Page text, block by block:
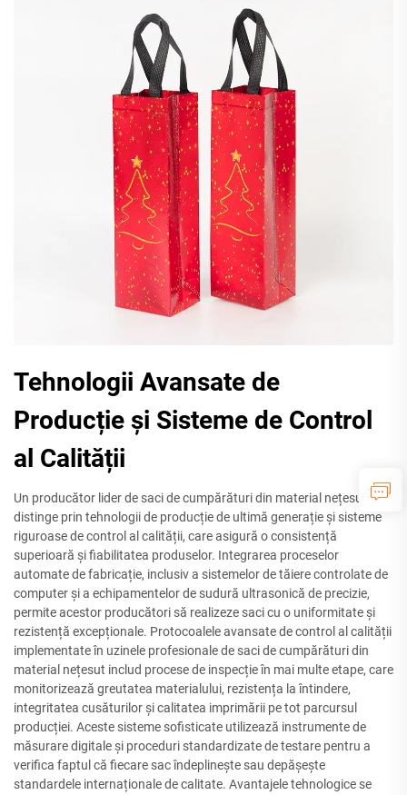
Tehnologii Avansate de
Producție și Sisteme de Control
al Calității
Un producător lider de saci de cumpărături din material nețesut se
distinge prin tehnologii de producție de ultimă generație și sisteme
riguroase de control al calității, care asigură o consistență
superioară și fiabilitatea produselor. Integrarea proceselor
automate de fabricație, inclusiv a sistemelor de tăiere controlate de
computer și a echipamentelor de sudură ultrasonică de precizie,
permite acestor producători să realizeze saci cu o uniformitate și
rezistență excepționale. Protocoalele avansate de control al calității
implementate în uzinele profesionale de saci de cumpărături din
material nețesut includ procese de inspecție în mai multe etape, care
monitorizează greutatea materialului, rezistența la întindere,
integritatea cusăturilor și calitatea imprimării pe tot parcursul
producției. Aceste sisteme sofisticate utilizează instrumente de
măsurare digitale și proceduri standardizate de testare pentru a
verifica faptul că fiecare sac îndeplinește sau depășește
standardele internaționale de calitate. Avantajele tehnologice se